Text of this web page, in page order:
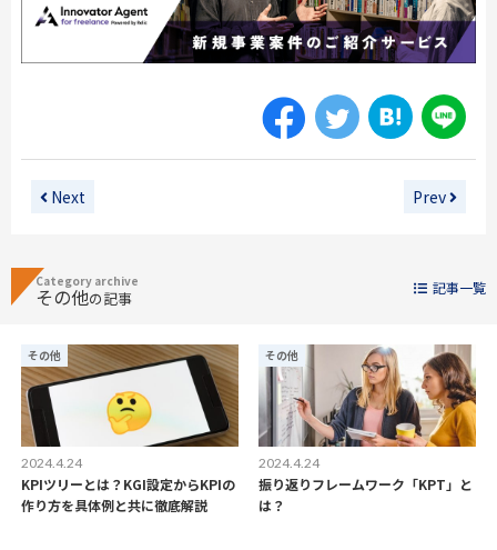
Next Prev
Category archive
その他の記事
記事一覧
その他
2024.4.24
KPIツリーとは？KGI設定からKPIの
作り方を具体例と共に徹底解説
その他
2024.4.24
振り返りフレームワーク「KPT」と
は？